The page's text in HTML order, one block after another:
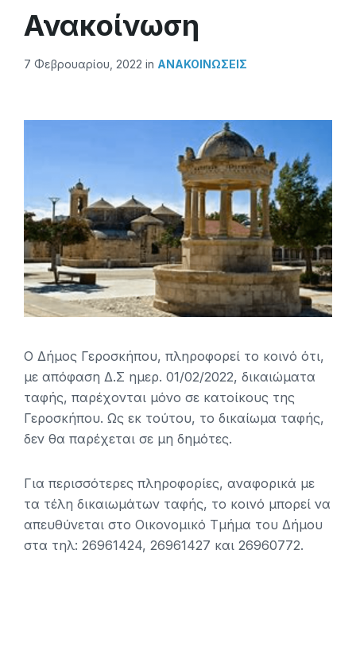
Ανακοίνωση
7 Φεβρουαρίου, 2022 in ΑΝΑΚΟΙΝΏΣΕΙΣ
Ο Δήμος Γεροσκήπου, πληροφορεί το κοινό ότι,
με απόφαση Δ.Σ ημερ. 01/02/2022, δικαιώματα
ταφής, παρέχονται μόνο σε κατοίκους της
Γεροσκήπου. Ως εκ τούτου, το δικαίωμα ταφής,
δεν θα παρέχεται σε μη δημότες.
Για περισσότερες πληροφορίες, αναφορικά με
τα τέλη δικαιωμάτων ταφής, το κοινό μπορεί να
απευθύνεται στο Οικονομικό Τμήμα του Δήμου
στα τηλ: 26961424, 26961427 και 26960772.